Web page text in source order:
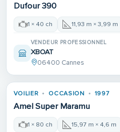
Dufour 390
1 × 40 ch 11,93 m × 3,99 m
VENDEUR PROFESSIONNEL
XBOAT
06400 Cannes
VOILIER OCCASION 1997
Amel Super Maramu
1 × 80 ch 15,97 m × 4,6 m